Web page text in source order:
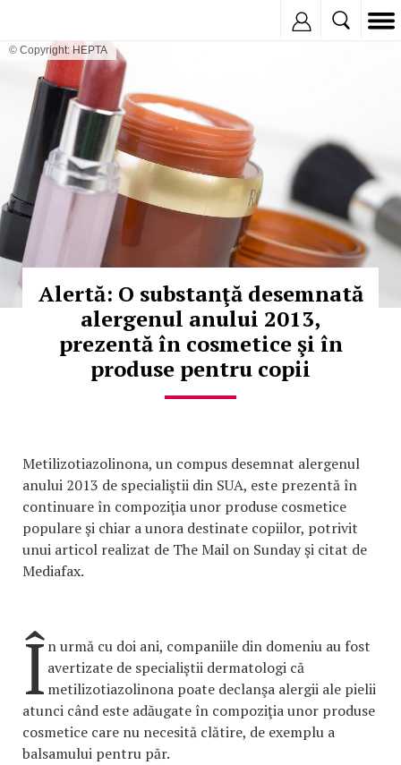
© Copyright: HEPTA
Alertă: O substanţă desemnată
alergenul anului 2013,
prezentă în cosmetice şi în
produse pentru copii
Metilizotiazolinona, un compus desemnat alergenul
anului 2013 de specialiştii din SUA, este prezentă în
continuare în compoziţia unor produse cosmetice
populare şi chiar a unora destinate copiilor, potrivit
unui articol realizat de The Mail on Sunday şi citat de
Mediafax.
În urmă cu doi ani, companiile din domeniu au fost
avertizate de specialiştii dermatologi că
metilizotiazolinona poate declanşa alergii ale pielii
atunci când este adăugate în compoziţia unor produse
cosmetice care nu necesită clătire, de exemplu a
balsamului pentru păr.